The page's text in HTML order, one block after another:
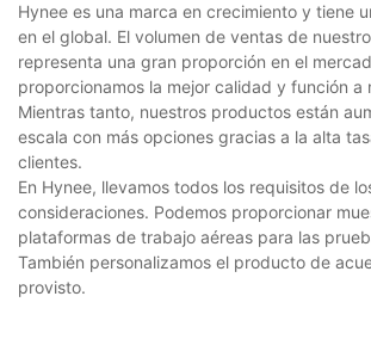
Hynee es una marca en crecimiento y tiene
en el global. El volumen de ventas de
representa una gran proporción en el
proporcionamos la mejor calidad y función a
Mientras tanto, nuestros productos están
escala con más opciones gracias a la alta
clientes.
En Hynee, llevamos todos los requisitos de
consideraciones. Podemos proporcionar
plataformas de trabajo aéreas para las
También personalizamos el producto de
provisto.